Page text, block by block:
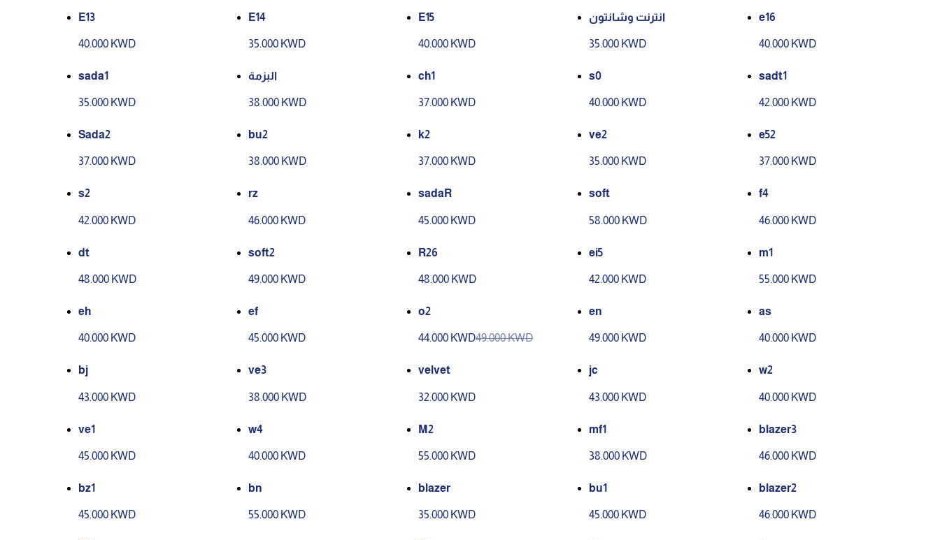
E13
40.000 KWD
E14
35.000 KWD
E15
40.000 KWD
انترنت وشانتون
35.000 KWD
e16
40.000 KWD
sada1
35.000 KWD
البزمة
38.000 KWD
ch1
37.000 KWD
s0
40.000 KWD
sadt1
42.000 KWD
Sada2
37.000 KWD
bu2
38.000 KWD
k2
37.000 KWD
ve2
35.000 KWD
e52
37.000 KWD
s2
42.000 KWD
rz
46.000 KWD
sadaR
45.000 KWD
soft
58.000 KWD
f4
46.000 KWD
dt
48.000 KWD
soft2
49.000 KWD
R26
48.000 KWD
ei5
42.000 KWD
m1
55.000 KWD
eh
40.000 KWD
ef
45.000 KWD
o2
44.000 KWD49.000 KWD
en
49.000 KWD
as
40.000 KWD
bj
43.000 KWD
ve3
38.000 KWD
velvet
32.000 KWD
jc
43.000 KWD
w2
40.000 KWD
ve1
45.000 KWD
w4
40.000 KWD
M2
55.000 KWD
mf1
38.000 KWD
blazer3
46.000 KWD
bz1
45.000 KWD
bn
55.000 KWD
blazer
35.000 KWD
bu1
45.000 KWD
blazer2
46.000 KWD